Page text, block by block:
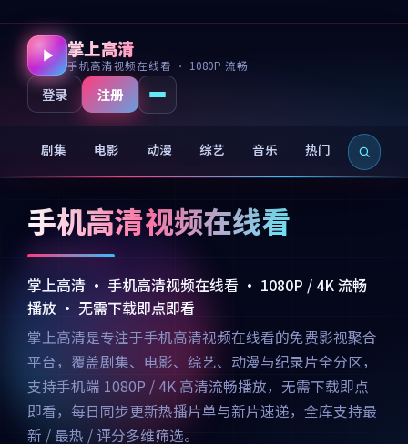
掌上高清
手机高清视频在线看 · 1080P 流畅
登录 注册
剧集 电影 动漫 综艺 音乐 热门 新片
手机高清视频在线看
掌上高清 · 手机高清视频在线看 · 1080P / 4K 流畅
播放 · 无需下载即点即看
掌上高清是专注于手机高清视频在线看的免费影视聚合
平台，覆盖剧集、电影、综艺、动漫与纪录片全分区，
支持手机端 1080P / 4K 高清流畅播放，无需下载即点
即看，每日同步更新热播片单与新片速递，全库支持最
新 / 最热 / 评分多维筛选。